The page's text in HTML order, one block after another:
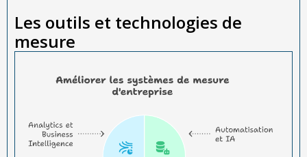
Les outils et technologies de
mesure